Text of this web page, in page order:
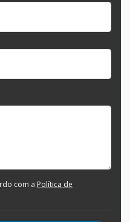
com a Política de